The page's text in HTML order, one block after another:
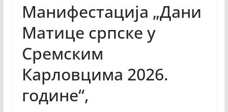
Манифестација „Дани
Матице српске у
Сремским
Карловцима 2026.
године“,